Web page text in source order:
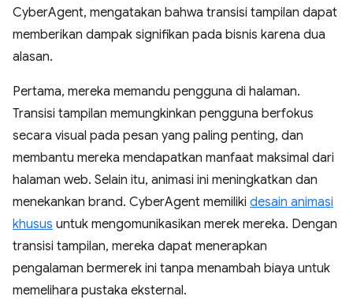
CyberAgent, mengatakan bahwa transisi tampilan dapat
memberikan dampak signifikan pada bisnis karena dua
alasan.
Pertama, mereka memandu pengguna di halaman.
Transisi tampilan memungkinkan pengguna berfokus
secara visual pada pesan yang paling penting, dan
membantu mereka mendapatkan manfaat maksimal dari
halaman web. Selain itu, animasi ini meningkatkan dan
menekankan brand. CyberAgent memiliki desain animasi
khusus untuk mengomunikasikan merek mereka. Dengan
transisi tampilan, mereka dapat menerapkan
pengalaman bermerek ini tanpa menambah biaya untuk
memelihara pustaka eksternal.